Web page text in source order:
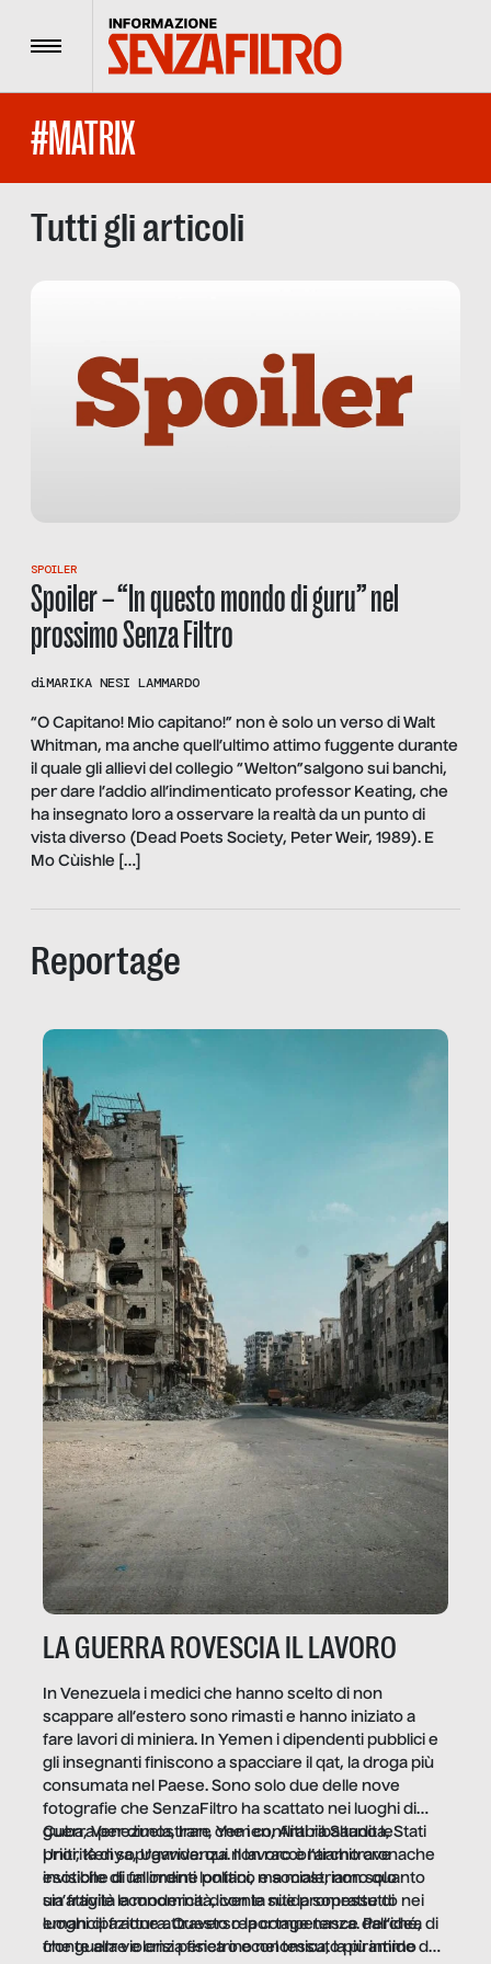
Menu
#MATRIX
Tutti gli articoli
SPOILER
Spoiler – “In questo mondo di guru” nel
prossimo Senza Filtro
diMARIKA NESI LAMMARDO
“O Capitano! Mio capitano!” non è solo un verso di Walt
Whitman, ma anche quell’ultimo attimo fuggente durante
il quale gli allievi del collegio “Welton”salgono sui banchi,
per dare l’addio all’indimenticato professor Keating, che
ha insegnato loro a osservare la realtà da un punto di
vista diverso (Dead Poets Society, Peter Weir, 1989). E
Mo Cùishle […]
Reportage
LA GUERRA ROVESCIA IL LAVORO
In Venezuela i medici che hanno scelto di non
scappare all’estero sono rimasti e hanno iniziato a
fare lavori di miniera. In Yemen i dipendenti pubblici e
gli insegnanti finiscono a spacciare il qat, la droga più
consumata nel Paese. Sono solo due delle nove
fotografie che SenzaFiltro ha scattato nei luoghi di
guerra per dimostrare che i conflitti ribaltano le
priorità di sopravvivenza. Il lavoro è l’architrave
invisibile di un ordine politico e sociale, non solo
un’attività economica: diventa nitida soprattutto nei
luoghi di frattura. Questo reportage nasce dall’idea
che guerre e crisi penetrino nel tessuto più intimo
Cuba, Venezuela, Iran, Yemen, Arabia Saudita, Stati
Uniti, Kenya, Uganda: qui non raccontiamo cronache
esotiche di fallimenti lontani, ma mostriamo quanto
sia fragile la modernità, con le sue promesse di
emancipazione attraverso la competenza. Perché, di
fronte alla violenza fisica o economica, la piramide del